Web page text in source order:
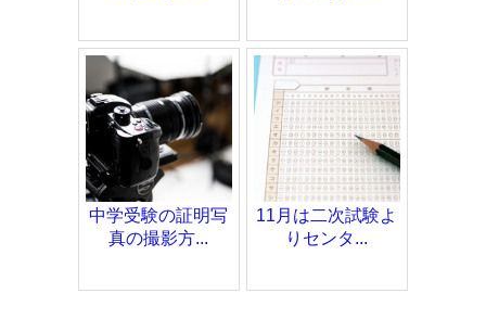
中学受験の証明写
真の撮影方...
11月は二次試験よ
りセンタ...